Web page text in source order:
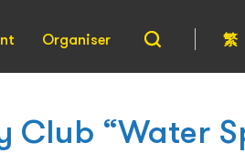
Organiser 繁
Club “Water